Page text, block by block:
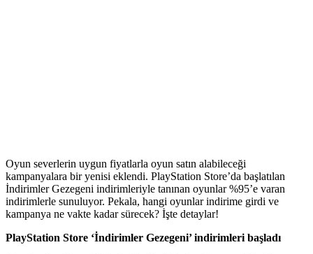
Oyun severlerin uygun fiyatlarla oyun satın alabileceği
kampanyalara bir yenisi eklendi. PlayStation Store’da başlatılan
İndirimler Gezegeni indirimleriyle tanınan oyunlar %95’e varan
indirimlerle sunuluyor. Pekala, hangi oyunlar indirime girdi ve
kampanya ne vakte kadar sürecek? İşte detaylar!
PlayStation Store ‘İndirimler Gezegeni’ indirimleri başladı